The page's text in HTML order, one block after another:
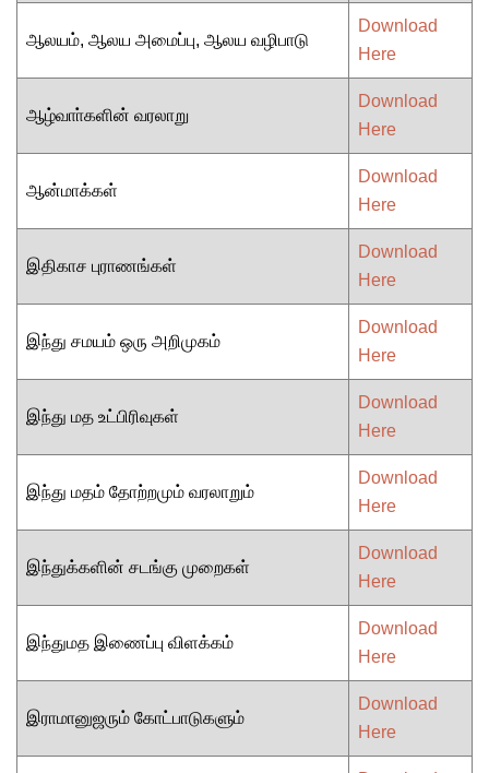
ஆலயம், ஆலய அமைப்பு, ஆலய வழிபாடு
Download
Here
ஆழ்வாா்களின் வரலாறு
Download
Here
ஆன்மாக்கள்
Download
Here
இதிகாச புராணங்கள்
Download
Here
இந்து சமயம் ஒரு அறிமுகம்
Download
Here
இந்து மத உட்பிரிவுகள்
Download
Here
இந்து மதம் தோற்றமும் வரலாறும்
Download
Here
இந்துக்களின் சடங்கு முறைகள்
Download
Here
இந்துமத இணைப்பு விளக்கம்
Download
Here
இராமானுஜரும் கோட்பாடுகளும்
Download
Here